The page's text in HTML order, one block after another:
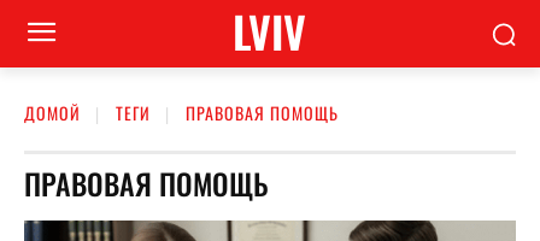
LVIV
ДОМОЙ ТЕГИ ПРАВОВАЯ ПОМОЩЬ
ПРАВОВАЯ ПОМОЩЬ